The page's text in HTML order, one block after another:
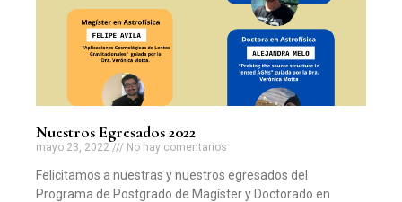
Nuestros Egresados 2022
mayo 23, 2022 No hay comentarios
Felicitamos a nuestras y nuestros egresados del
Programa de Postgrado de Magíster y Doctorado en